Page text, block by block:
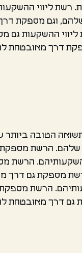
ליווי
וגם מספקת
ההשקעות גם
דרך מאובטחת
הטובה
הרשת
השקעותיהם.
מספקת גם דרך
הרשת
דרך מאובטחת